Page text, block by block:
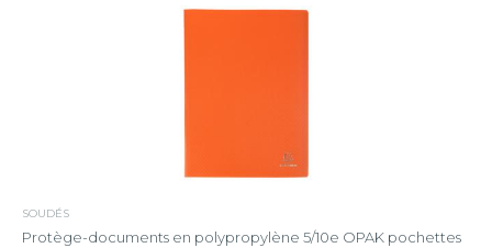
SOUDÉS
Protège-documents en polypropylène 5/10e OPAK pochettes